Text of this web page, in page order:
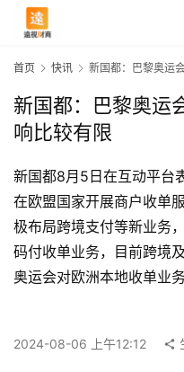
首
首页 快讯 新国都：巴黎奥运
新国都：巴黎奥运
响比较有限
新国都8月5日在互动平台
在欧盟国家开展商户收单
极布局跨境支付等新业务
码付收单业务，目前跨境
奥运会对欧洲本地收单业
2024-08-06 上午12:12